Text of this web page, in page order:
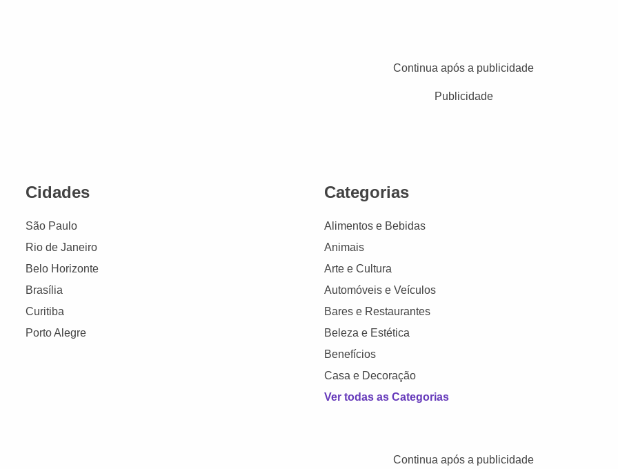
Continua após a publicidade
Publicidade
Cidades
São Paulo
Rio de Janeiro
Belo Horizonte
Brasília
Curitiba
Porto Alegre
Categorias
Alimentos e Bebidas
Animais
Arte e Cultura
Automóveis e Veículos
Bares e Restaurantes
Beleza e Estética
Benefícios
Casa e Decoração
Ver todas as Categorias
Continua após a publicidade